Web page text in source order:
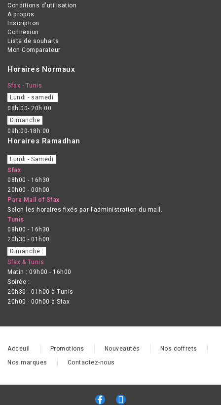
Conditions d'utilisation
A propos
Inscription
Connexion
Liste de souhaits
Mon Comparateur
Horaires Normaux
Sfax - Tunis
Lundi - samedi
08h:00- 20h:00
Dimanche
09h:00-18h:00
Horaires Ramadhan
Lundi - Samedi
Sfax
08h00 - 16h30
20h00 - 00h00
Para Mall of Sfax
Selon les horaires fixés par l’administration du mall.
Tunis
08h00 - 16h30
20h30 - 01h00
Dimanche :
Sfax & Tunis
Matin : 09h00 - 16h00
Soirée :
20h30 - 01h00 à Tunis
20h00 - 00h00 à Sfax
Acceuil Promotions Nouveautés
Nos coffrets
Nos marques
Contactez-nous